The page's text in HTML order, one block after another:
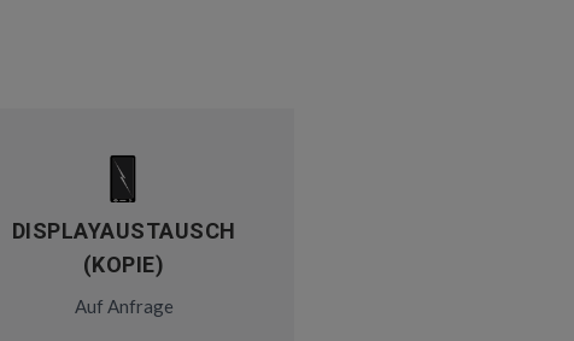
DISPLAYAUSTAUSCH
(KOPIE)
Auf Anfrage